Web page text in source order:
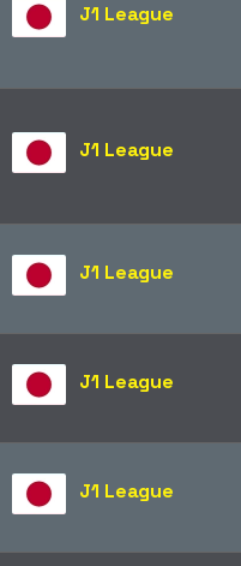
J1 League
J1 League
J1 League
J1 League
J1 League